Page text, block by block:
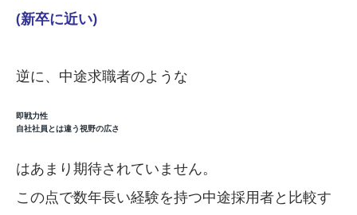
(新卒に近い)
逆に、中途求職者のような
即戦力性
自社社員とは違う視野の広さ
はあまり期待されていません。
この点で数年長い経験を持つ中途採用者と比較す